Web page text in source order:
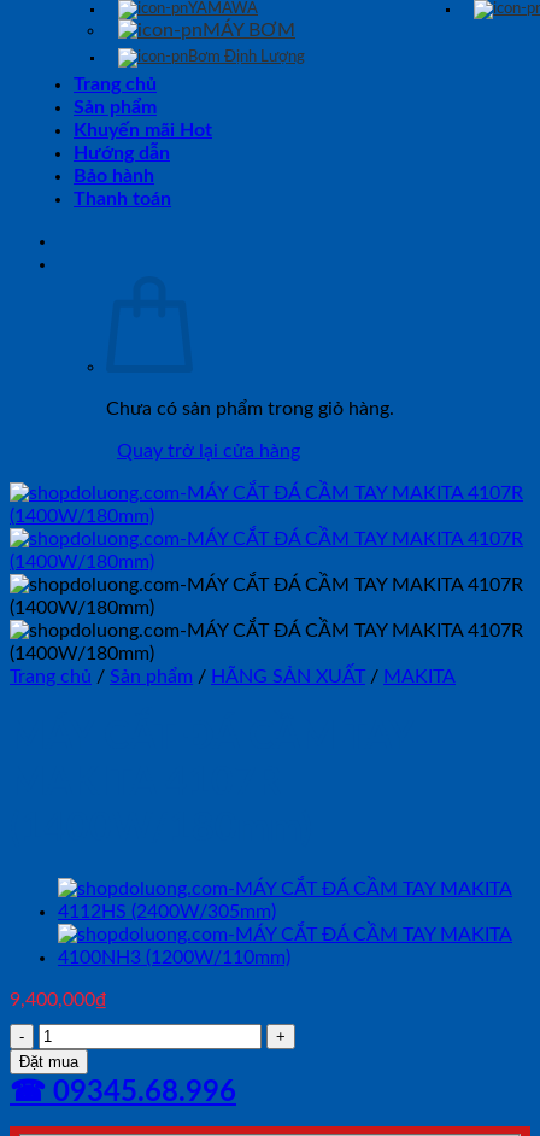
YAMAWA
MÁY BƠM
Bơm Định Lượng
Trang chủ
Sản phẩm
Khuyến mãi Hot
Hướng dẫn
Bảo hành
Thanh toán
Chưa có sản phẩm trong giỏ hàng.
Quay trở lại cửa hàng
Trang chủ / Sản phẩm / HÃNG SẢN XUẤT / MAKITA
9,400,000₫
MÁY
CẮT
ĐÁ
CẦM
TAY
Đặt mua
☎ 09345.68.996